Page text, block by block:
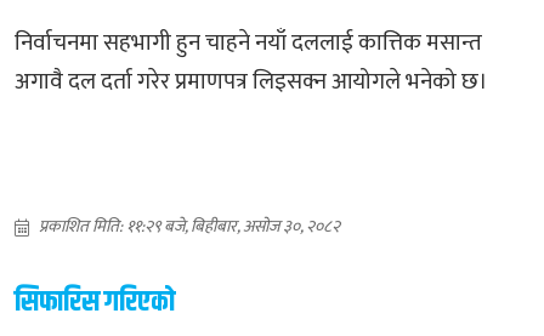
निर्वाचनमा सहभागी हुन चाहने नयाँ दललाई कात्तिक मसान्त
अगावै दल दर्ता गरेर प्रमाणपत्र लिइसक्न आयोगले भनेको छ।
प्रकाशित मिति: ११:२९ बजे, बिहीबार, असोज ३०, २०८२
सिफारिस गरिएको